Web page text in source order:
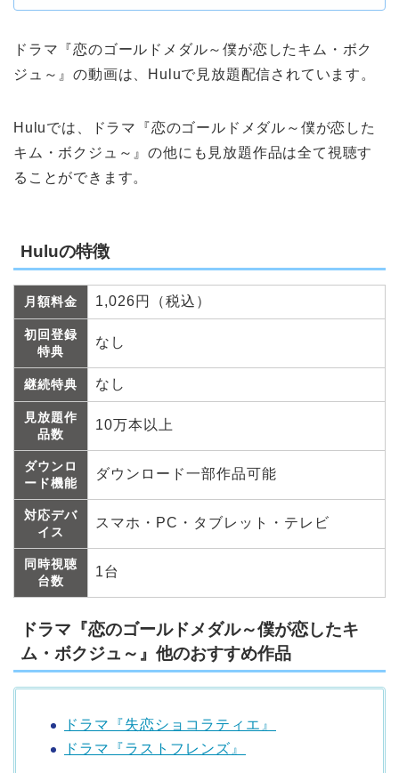
ドラマ『恋のゴールドメダル～僕が恋したキム・ボク
ジュ～』の動画は、Huluで見放題配信されています。
Huluでは、ドラマ『恋のゴールドメダル～僕が恋した
キム・ボクジュ～』の他にも見放題作品は全て視聴す
ることができます。
Huluの特徴
月額料金 1,026円（税込）
初回登録
特典
なし
継続特典 なし
見放題作
品数
10万本以上
ダウンロ
ード機能
ダウンロード一部作品可能
対応デバ
イス
スマホ・PC・タブレット・テレビ
同時視聴
台数
1台
ドラマ『恋のゴールドメダル～僕が恋したキ
ム・ボクジュ～』他のおすすめ作品
ドラマ『失恋ショコラティエ』
ドラマ『ラストフレンズ』